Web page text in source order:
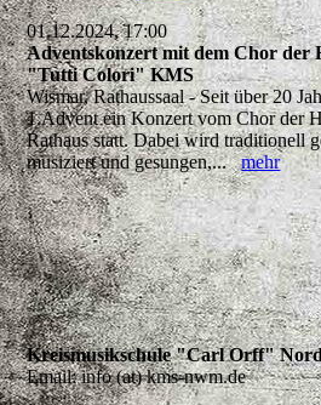
01.12.2024, 17:00
Adventskonzert mit dem Chor der
"Tutti Colori" KMS
Wismar, Rathaussaal - Seit über 20
1.Advent ein Konzert vom Chor der
Rathaus statt. Dabei wird traditionell
musiziert und gesungen,...mehr
Kreismusikschule "Carl Orff"
Email: info (at) kms-nwm.de